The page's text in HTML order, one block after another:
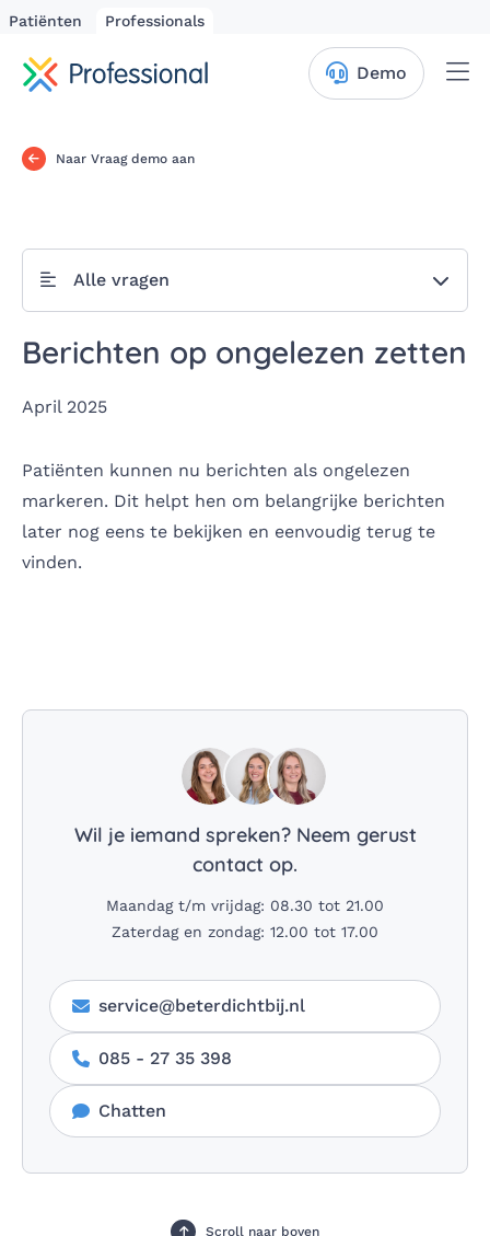
Patiënten Professionals
Demo
Naar Vraag demo aan
Alle vragen
Berichten op ongelezen zetten
April 2025
Patiënten kunnen nu berichten als ongelezen
markeren. Dit helpt hen om belangrijke berichten
later nog eens te bekijken en eenvoudig terug te
vinden.
Wil je iemand spreken? Neem gerust
contact op.
Maandag t/m vrijdag: 08.30 tot 21.00
Zaterdag en zondag: 12.00 tot 17.00
service@beterdichtbij.nl
085 - 27 35 398
Chatten
Scroll naar boven